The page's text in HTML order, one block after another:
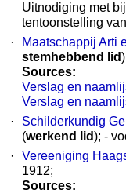
Uitnodiging met
tentoonstelling
·
Maatschappij Arti
stemhebbend lid
Sources:
Verslag en
Verslag en
·
Schilderkundig
(werkend lid); -
·
Vereeniging
1912;
Sources: